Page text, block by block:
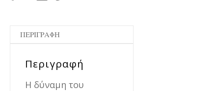
ΠΕΡΙΓΡΑΦΉ
Περιγραφή
Η δύναμη του